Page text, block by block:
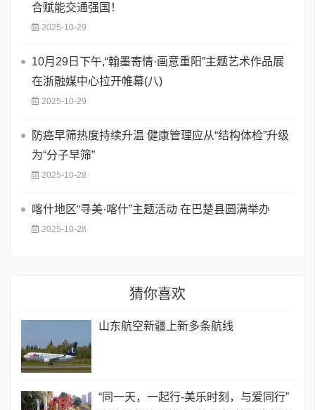
合赋能交通强国！
2025-10-29
10月29日下午,“翰墨寄情·画意重阳”主题艺术作品展
在浙融媒中心拉开帷幕(八)
2025-10-29
​防癌早筛热度持续升温 健康管理应从“结构体检”升级
为“分子早筛”
2025-10-28
喀什地区“寻美·喀什”主题活动 在巴楚县圆满举办
2025-10-28
猜你喜欢
​山东航空新疆上新多条航线
“同一天，一起行-美乐时刻，与爱同行”